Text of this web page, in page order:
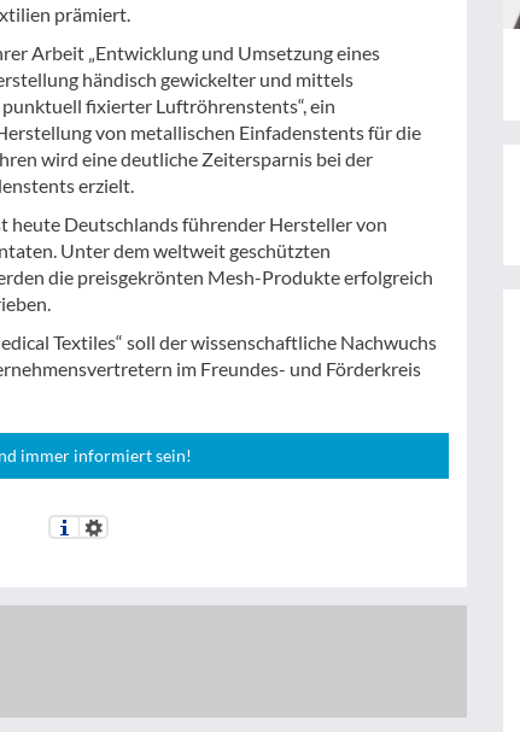
prämiert.
Arbeit „Entwicklung und Umsetzung eines
händisch gewickelter und mittels
fixierter Luftröhrenstents“, ein
von metallischen Einfadenstents für die
wird eine deutliche Zeitersparnis bei der
erzielt.
heute Deutschlands führender Hersteller von
Unter dem weltweit geschützten
die preisgekrönten Mesh-Produkte erfolgreich
Textiles“ soll der wissenschaftliche Nachwuchs
im Freundes- und Förderkreis
immer informiert sein!